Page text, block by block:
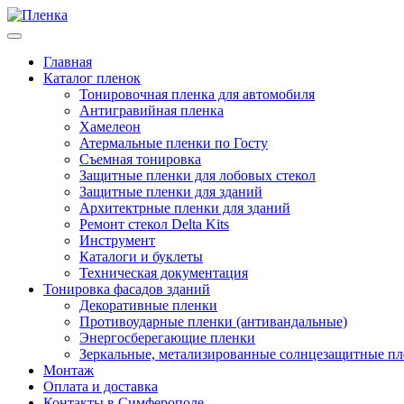
Главная
Каталог пленок
Тонировочная пленка для автомобиля
Антигравийная пленка
Хамелеон
Атермальные пленки по Госту
Съемная тонировка
Защитные пленки для лобовых стекол
Защитные пленки для зданий
Архитектрные пленки для зданий
Ремонт стекол Delta Kits
Инструмент
Каталоги и буклеты
Техническая документация
Тонировка фасадов зданий
Декоративные пленки
Противоударные пленки (антивандальные)
Энергосберегающие пленки
Зеркальные, метализированные солнцезащитные
Монтаж
Оплата и доставка